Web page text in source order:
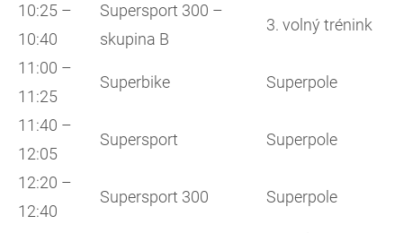
10:25 –
10:40
Supersport 300 –
skupina B
3. volný trénink
11:00 –
11:25
Superbike Superpole
11:40 –
12:05
Supersport Superpole
12:20 –
12:40
Supersport 300 Superpole